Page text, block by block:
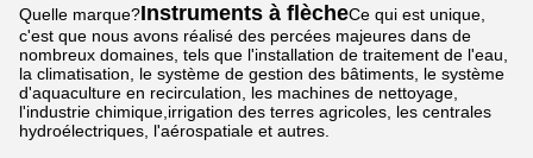
Quelle marque?Instruments à flècheCe qui est unique,
c'est que nous avons réalisé des percées majeures dans de
nombreux domaines, tels que l'installation de traitement de l'eau,
la climatisation, le système de gestion des bâtiments, le système
d'aquaculture en recirculation, les machines de nettoyage,
l'industrie chimique,irrigation des terres agricoles, les centrales
hydroélectriques, l'aérospatiale et autres.